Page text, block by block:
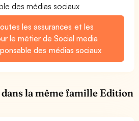
des médias sociaux
les assurances et les
le métier de Social media
des médias sociaux
la même famille Edition